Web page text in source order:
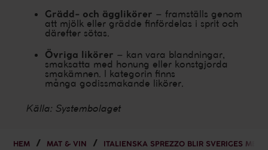
Grädd- och ägglikörer – framställs genom
att mjölk eller grädde finfördelas i sprit och
därefter sötas.
Övriga likörer – kan vara blandningar,
smaksatta med honung eller konstgjorda
smakämnen. I kategorin finns
många godissmakande likörer.
Källa: Systembolaget
HEM MAT & VIN ITALIENSKA SPREZZO BLIR SVERIGES